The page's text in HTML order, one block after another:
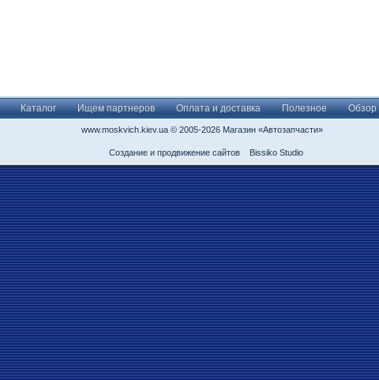
Каталог Ищем партнеров Оплата и доставка Полезное Обзор
www.moskvich.kiev.ua © 2005-2026 Магазин «Автозапчасти»
Создание и продвижение сайтов Bissiko Studio